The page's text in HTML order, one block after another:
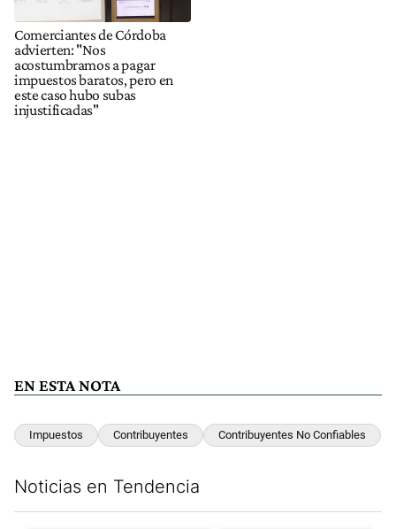
Comerciantes de Córdoba
advierten: "Nos
acostumbramos a pagar
impuestos baratos, pero en
este caso hubo subas
injustificadas"
EN ESTA NOTA
Impuestos Contribuyentes Contribuyentes No Confiables
Noticias en Tendencia